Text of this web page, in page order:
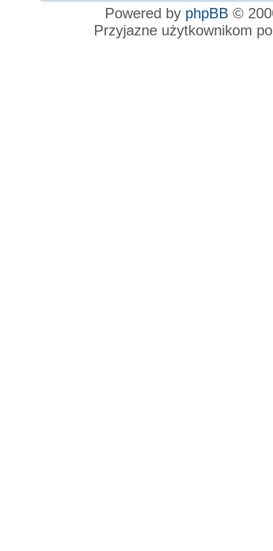
Powered by phpBB ©
Przyjazne użytkownikom